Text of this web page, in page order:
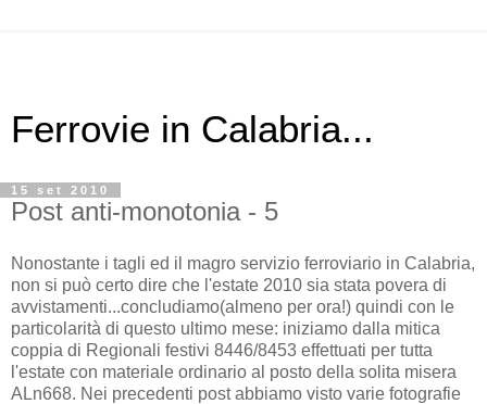
Ferrovie in Calabria...
15 set 2010
Post anti-monotonia - 5
Nonostante i tagli ed il magro servizio ferroviario in Calabria,
non si può certo dire che l'estate 2010 sia stata povera di
avvistamenti...concludiamo(almeno per ora!) quindi con le
particolarità di questo ultimo mese: iniziamo dalla mitica
coppia di Regionali festivi 8446/8453 effettuati per tutta
l'estate con materiale ordinario al posto della solita misera
ALn668. Nei precedenti post abbiamo visto varie fotografie